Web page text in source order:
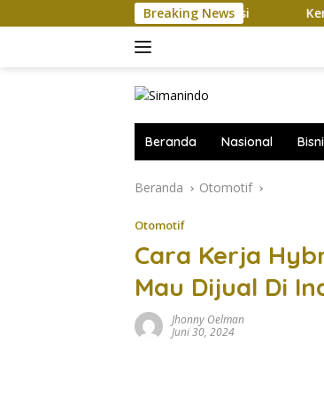
ke
Breaking NewsKemenpar Dorong
Beranda Nasional
Beranda Otomotif
Otomotif
Cara Kerja
Mau Dijual Di
Jhonny Oelman
Juni 30, 2024